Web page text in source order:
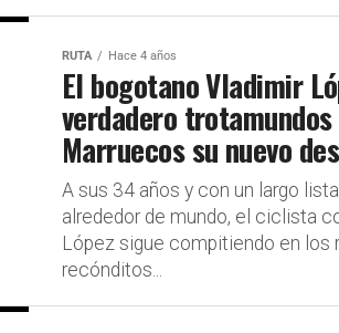
RUTA Hace 4 años
El bogotano Vladimir
verdadero
Marruecos su nuevo
A sus 34 años y con un largo
alrededor de mundo, el ciclista
López sigue compitiendo en los
recónditos...